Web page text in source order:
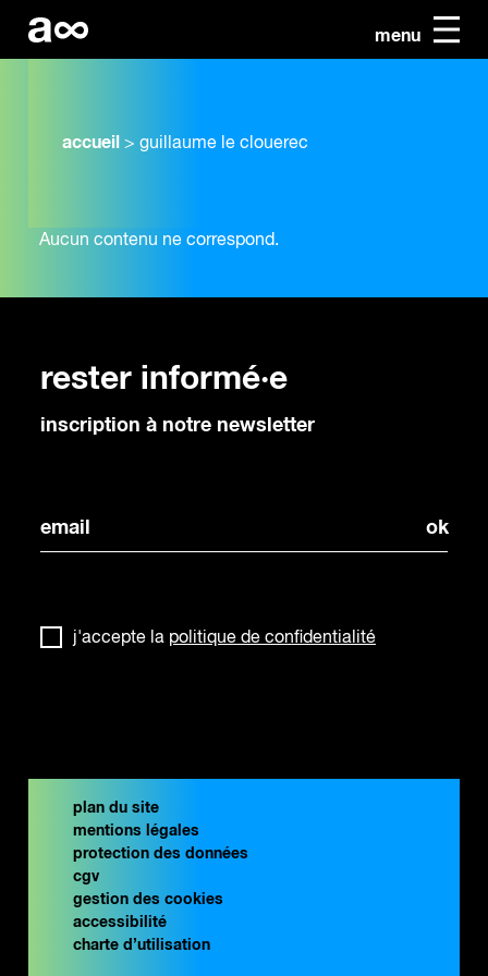
menu
accueil > guillaume le clouerec
Aucun contenu ne correspond.
rester informé·e
inscription à notre newsletter
j'accepte la politique de confidentialité
plan du site
mentions légales
protection des données
cgv
gestion des cookies
accessibilité
charte d’utilisation